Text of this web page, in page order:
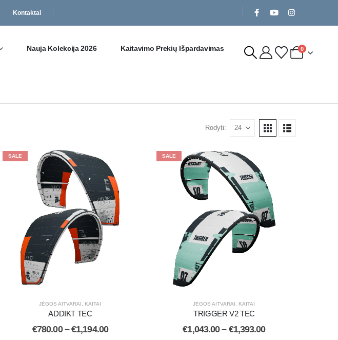
Kontaktai
Nauja Kolekcija 2026 Kaitavimo Prekių Išpardavimas 0
Rodyti:
SALE
JĖGOS AITVARAI, KAITAI
ADDIKT TEC
€780.00 – €1,194.00
SALE
JĖGOS AITVARAI, KAITAI
TRIGGER V2 TEC
€1,043.00 – €1,393.00